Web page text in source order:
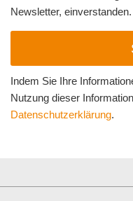
Newsletter, einverstanden.
Indem Sie Ihre
Nutzung dieser
Datenschutzerklärung.